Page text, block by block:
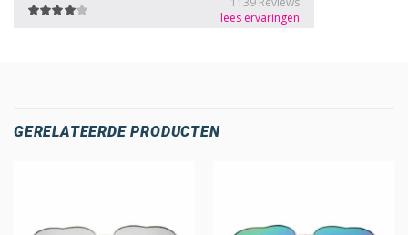
GERELATEERDE PRODUCTEN